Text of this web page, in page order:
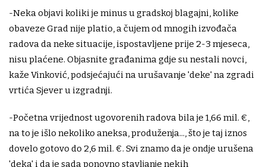
-Neka objavi koliki je minus u gradskoj blagajni, kolike
obaveze Grad nije platio, a čujem od mnogih izvođača
radova da neke situacije, ispostavljene prije 2-3 mjeseca,
nisu plaćene. Objasnite građanima gdje su nestali novci,
kaže Vinković, podsjećajući na urušavanje 'deke' na zgradi
vrtića Sjever u izgradnji.
-Početna vrijednost ugovorenih radova bila je 1,66 mil. €,
na to je išlo nekoliko aneksa, produženja..., što je taj iznos
dovelo gotovo do 2,6 mil. €. Svi znamo da je ondje urušena
'deka' i da je sada ponovno stavljanje nekih